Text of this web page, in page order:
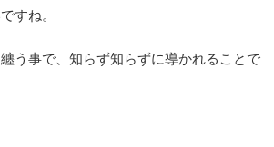
すね。
う事で、知らず知らずに導かれることで